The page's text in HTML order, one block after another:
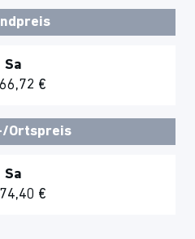
Sa
€
Ortspreis
Sa
€